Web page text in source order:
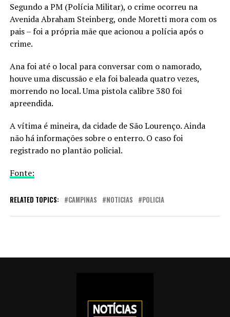
Segundo a PM (Polícia Militar), o crime ocorreu na
Avenida Abraham Steinberg, onde Moretti mora com os
pais – foi a própria mãe que acionou a polícia após o
crime.
Ana foi até o local para conversar com o namorado,
houve uma discussão e ela foi baleada quatro vezes,
morrendo no local. Uma pistola calibre 380 foi
apreendida.
A vítima é mineira, da cidade de São Lourenço. Ainda
não há informações sobre o enterro. O caso foi
registrado no plantão policial.
Fonte:
RELATED TOPICS: CAMPINAS NOTICIAS POLICIA